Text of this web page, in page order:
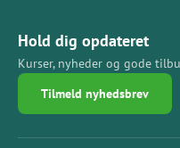
Hold dig opdateret
Kurser, nyheder og gode
Tilmeld nyhedsbrev